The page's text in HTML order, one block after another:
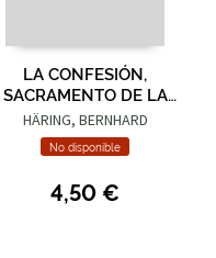
LA CONFESIÓN,
SACRAMENTO DE LA
ALEGRÍA (5. ED.)
HÄRING, BERNHARD
No disponible
4,50 €